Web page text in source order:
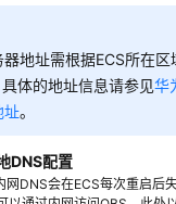
地址需根据ECS所在
体的地址信息请参见华
址。
DNS配置
网DNS会在ECS每次重启后